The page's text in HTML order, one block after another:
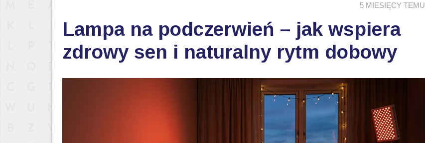
5 MIESIĘCY TEMU
Lampa na podczerwień – jak wspiera
zdrowy sen i naturalny rytm dobowy